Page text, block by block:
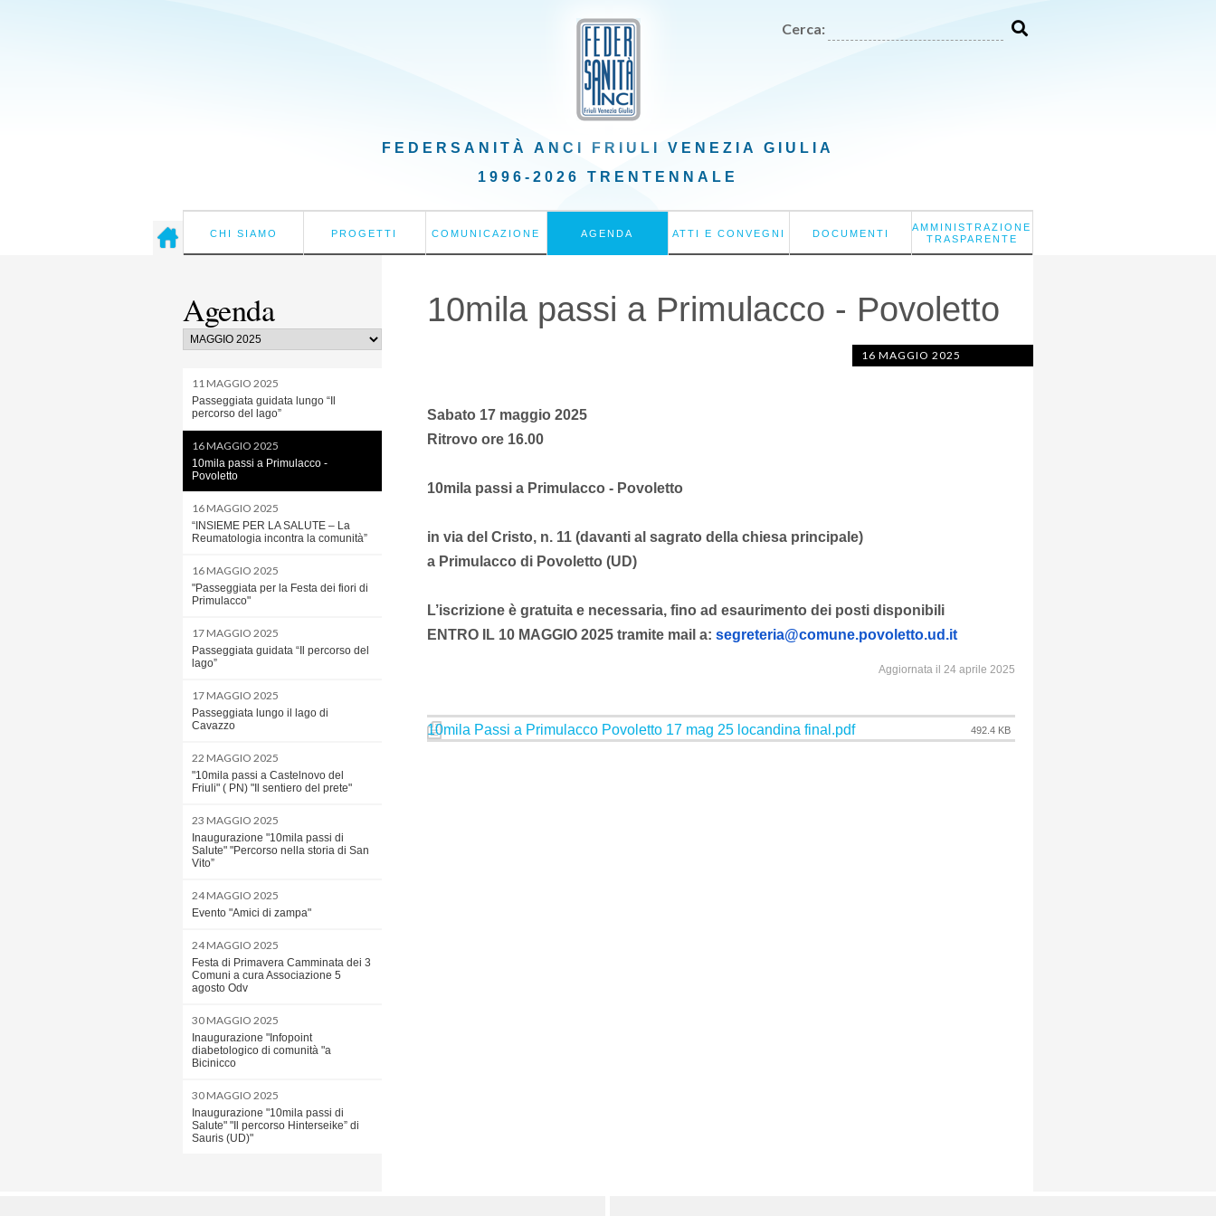
Cerca:
FEDERSANITÀ ANCI FRIULI VENEZIA GIULIA
1996-2026 TRENTENNALE
CHI SIAMO PROGETTI COMUNICAZIONE AGENDA ATTI E CONVEGNI DOCUMENTI
AMMINISTRAZIONE
TRASPARENTE
Agenda
11 MAGGIO 2025
Passeggiata guidata lungo “Il
percorso del lago”
16 MAGGIO 2025
10mila passi a Primulacco -
Povoletto
16 MAGGIO 2025
“INSIEME PER LA SALUTE – La
Reumatologia incontra la comunità”
16 MAGGIO 2025
"Passeggiata per la Festa dei fiori di
Primulacco"
17 MAGGIO 2025
Passeggiata guidata “Il percorso del
lago”
17 MAGGIO 2025
Passeggiata lungo il lago di
Cavazzo
22 MAGGIO 2025
"10mila passi a Castelnovo del
Friuli" ( PN) "Il sentiero del prete"
23 MAGGIO 2025
Inaugurazione "10mila passi di
Salute" "Percorso nella storia di San
Vito”
24 MAGGIO 2025
Evento "Amici di zampa"
24 MAGGIO 2025
Festa di Primavera Camminata dei 3
Comuni a cura Associazione 5
agosto Odv
30 MAGGIO 2025
Inaugurazione "Infopoint
diabetologico di comunità "a
Bicinicco
30 MAGGIO 2025
Inaugurazione "10mila passi di
Salute" "Il percorso Hinterseike” di
Sauris (UD)"
10mila passi a Primulacco - Povoletto
16 MAGGIO 2025
Sabato 17 maggio 2025
Ritrovo ore 16.00
10mila passi a Primulacco - Povoletto
in via del Cristo, n. 11 (davanti al sagrato della chiesa principale)
a Primulacco di Povoletto (UD)
L’iscrizione è gratuita e necessaria, fino ad esaurimento dei posti disponibili
ENTRO IL 10 MAGGIO 2025 tramite mail a: segreteria@comune.povoletto.ud.it
Aggiornata il 24 aprile 2025
10mila Passi a Primulacco Povoletto 17 mag 25 locandina final.pdf 492.4 KB